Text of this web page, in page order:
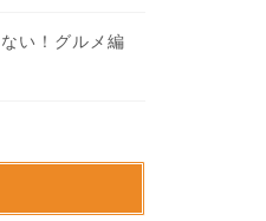
い！グルメ編